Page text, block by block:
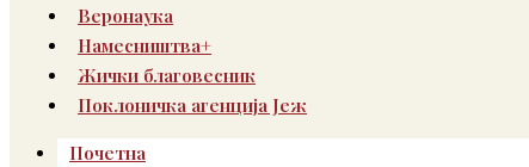
Веронаука
Намесништва+
Жички благовесник
Поклоничка агенција Јеж
Почетна